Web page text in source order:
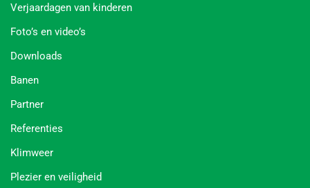
Verjaardagen van kinderen
Foto’s en video’s
Downloads
Banen
Partner
Referenties
Klimweer
Plezier en veiligheid